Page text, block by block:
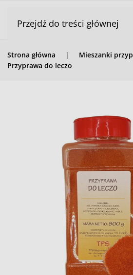
Przejdź do treści głównej
Strona główna
Mieszanki
Przyprawa do leczo